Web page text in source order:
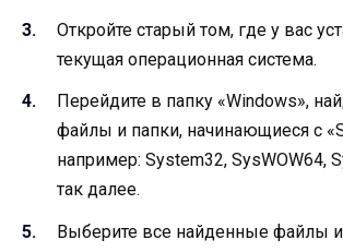
Откройте старый том, где у вас
текущая операционная система.
Перейдите в папку «Windows»,
файлы и папки, начинающиеся с
например: System32, SysWOW64,
так далее.
Выберите все найденные файлы